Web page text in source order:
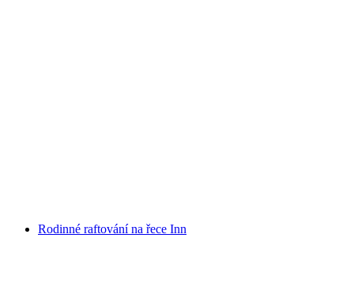
Rodinné raftování na řece Inn